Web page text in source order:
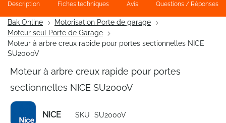
Bak Online
Motorisation Porte de garage
Moteur seul Porte de Garage
Moteur à arbre creux rapide pour portes sectionnelles NICE
SU2000V
Moteur à arbre creux rapide pour portes
sectionnelles NICE SU2000V
NICE SKU SU2000V
Description Fiches techniques Avis Questions / Réponses